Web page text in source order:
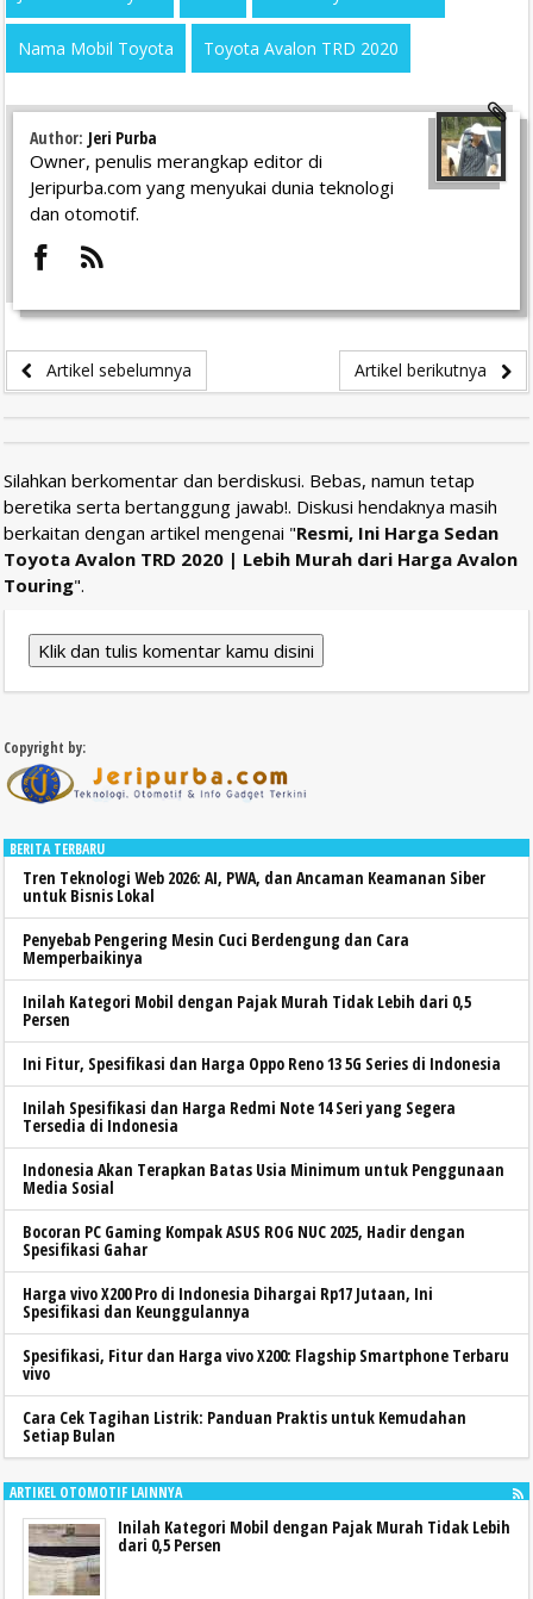
Nama Mobil Toyota Toyota Avalon TRD 2020
Author: Jeri Purba
Owner, penulis merangkap editor di
Jeripurba.com yang menyukai dunia teknologi
dan otomotif.
Artikel sebelumnya Artikel berikutnya
Silahkan berkomentar dan berdiskusi. Bebas, namun tetap
beretika serta bertanggung jawab!. Diskusi hendaknya masih
berkaitan dengan artikel mengenai "Resmi, Ini Harga Sedan
Toyota Avalon TRD 2020 | Lebih Murah dari Harga Avalon
Touring".
Klik dan tulis komentar kamu disini
Copyright by:
BERITA TERBARU
Tren Teknologi Web 2026: AI, PWA, dan Ancaman Keamanan Siber
untuk Bisnis Lokal
Penyebab Pengering Mesin Cuci Berdengung dan Cara
Memperbaikinya
Inilah Kategori Mobil dengan Pajak Murah Tidak Lebih dari 0,5
Persen
Ini Fitur, Spesifikasi dan Harga Oppo Reno 13 5G Series di Indonesia
Inilah Spesifikasi dan Harga Redmi Note 14 Seri yang Segera
Tersedia di Indonesia
Indonesia Akan Terapkan Batas Usia Minimum untuk Penggunaan
Media Sosial
Bocoran PC Gaming Kompak ASUS ROG NUC 2025, Hadir dengan
Spesifikasi Gahar
Harga vivo X200 Pro di Indonesia Dihargai Rp17 Jutaan, Ini
Spesifikasi dan Keunggulannya
Spesifikasi, Fitur dan Harga vivo X200: Flagship Smartphone Terbaru
vivo
Cara Cek Tagihan Listrik: Panduan Praktis untuk Kemudahan
Setiap Bulan
ARTIKEL OTOMOTIF LAINNYA
Inilah Kategori Mobil dengan Pajak Murah Tidak Lebih
dari 0,5 Persen